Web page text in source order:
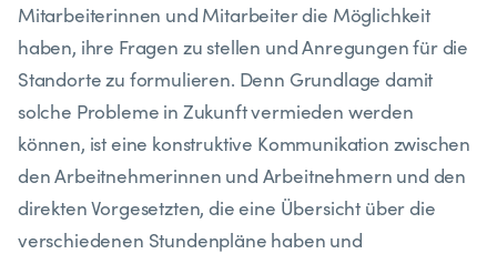
Mitarbeiterinnen und Mitarbeiter die Möglichkeit
haben, ihre Fragen zu stellen und Anregungen für die
Standorte zu formulieren. Denn Grundlage damit
solche Probleme in Zukunft vermieden werden
können, ist eine konstruktive Kommunikation zwischen
den Arbeitnehmerinnen und Arbeitnehmern und den
direkten Vorgesetzten, die eine Übersicht über die
verschiedenen Stundenpläne haben und